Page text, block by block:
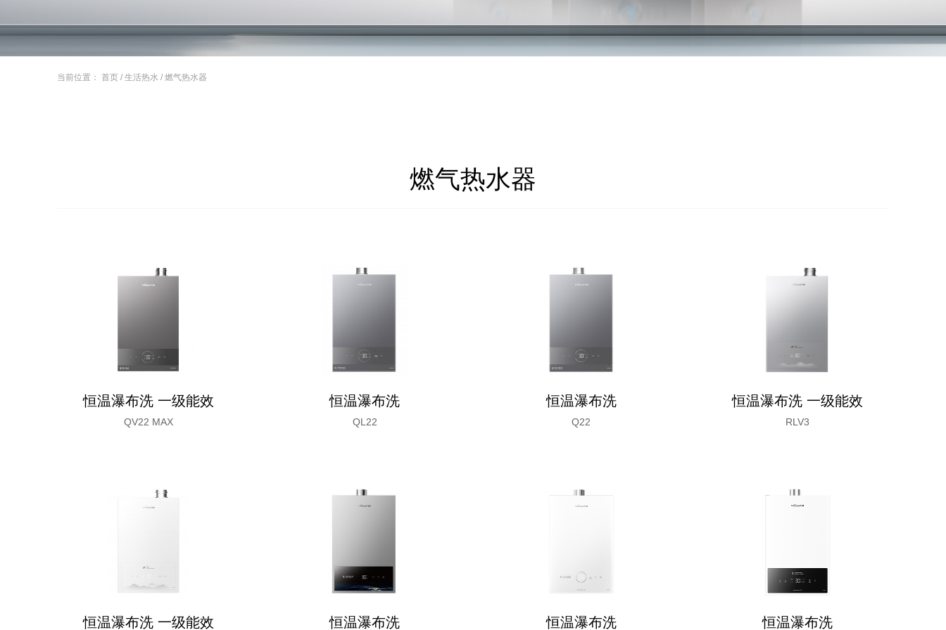
当前位置： 首页/ 生活热水 / 燃气热水器
燃气热水器
恒温瀑布洗 一级能效
QV22 MAX
恒温瀑布洗
QL22
恒温瀑布洗
Q22
恒温瀑布洗 一级能效
RLV3
恒温瀑布洗 一级能效 恒温瀑布洗 恒温瀑布洗 恒温瀑布洗